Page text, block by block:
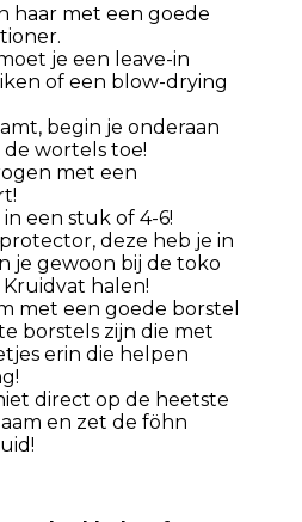
haar met een goede
je een leave-in
of een blow-drying
begin je onderaan
wortels toe!
met een
een stuk of 4-6!
deze heb je in
je gewoon bij de toko
halen!
met een goede borstel
borstels zijn die met
erin die helpen
direct op de heetste
en zet de föhn